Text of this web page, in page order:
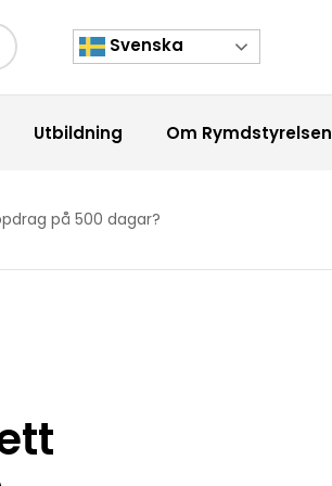
Svenska
Utbildning Om Rymdstyrelsen
på 500 dagar?